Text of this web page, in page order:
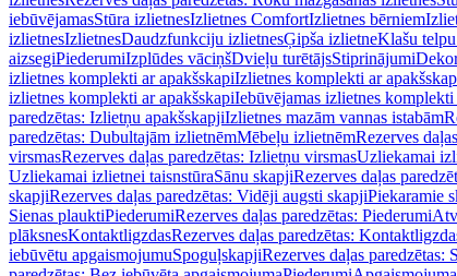
iebūvējamasStūra izlietnesIzlietnes ComfortIzlietnes bērniem
izlietnesIzlietnesDaudzfunkciju izlietnesĢipša izlietneKlašu
aizsegiPiederumiIzplūdes vāciņšDvieļu turētājsStiprinājumi
izlietnes komplekti ar apakšskapiIzlietnes komplekti ar
izlietnes komplekti ar apakšskapiIebūvējamas izlietnes komplekti
paredzētas: Izlietņu apakšskapjiIzlietnes mazām vannas istabām
paredzētas: Dubultajām izlietnēmMēbeļu izlietnēmRezerves
virsmasRezerves daļas paredzētas: Izlietņu virsmasUzliekamai
Uzliekamai izlietnei taisnstūraSānu skapjiRezerves daļas
skapjiRezerves daļas paredzētas: Vidēji augsti skapjiPiekaramie
Sienas plauktiPiederumiRezerves daļas paredzētas: Piederumi
plāksnesKontaktligzdasRezerves daļas paredzētas:
iebūvētu apgaismojumuSpoguļskapjiRezerves daļas paredzētas: